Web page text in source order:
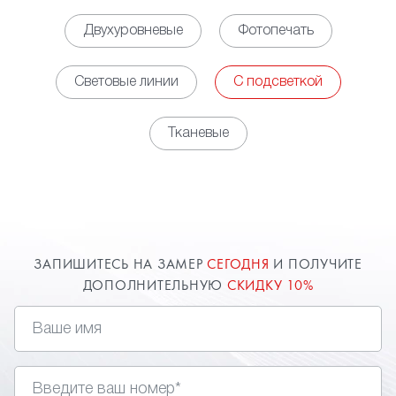
Работы начинаются с выезда специалиста и
оценки помещения: учитывается площадь, высота
стен, назначение комнаты, схема электрики. Такой
конструкции и тип освещения.
Специалисты компании подбирают материалы и
комплектующие, рассчитанные на стабильную
работу системы освещения.
доработок после завершения монтажа.
Двухуровневые Фотопечать
Световые линии С подсветкой
Тканевые
ЗАПИШИТЕСЬ НА ЗАМЕРСЕГОДНЯ И ПОЛУЧИТЕ
ДОПОЛНИТЕЛЬНУЮ СКИДКУ 10%